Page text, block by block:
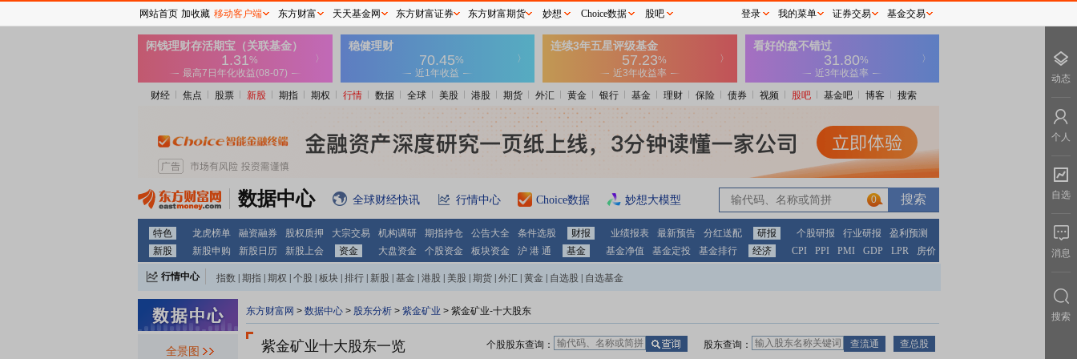
财经 焦点 股票 新股 期指 期权 行情 数据 全球 美股 港股 期货 外汇 黄金 银行 基金 理财 保险 债券 视频 股吧 基金吧 博客 搜索
数据中心 全球财经快讯 行情中心 Choice数据 妙想大模型 0
特色 龙虎榜单 融资融券 股权质押 大宗交易 机构调研 期指持仓 公告大全 条件选股 财报 业绩报表 最新预告 分红送配 研报 个股研报 行业研报
盈利预测
新股
新股申购 新股日历 新股上会 资金 大盘资金 个股资金 板块资金 沪 港 通 基金 基金净值 基金定投 基金排行 经济 CPI PPI PMI GDP LPR 房价
行情中心 指数 期指 期权 个股 板块 排行 新股 基金 港股 美股 期货 外汇 黄金 自选股 自选基金
全景图
东方财富网 > 数据中心 > 股东分析 > 紫金矿业 > 紫金矿业-十大股东
紫金矿业十大股东一览 股东查询：
个股股东查询：
网站首页 加收藏 移动客户端 东方财富 天天基金网 东方财富证券 东方财富期货 妙想 Choice数据 股吧 登录 我的菜单 证券交易 基金交易
动态
个人
自选
消息
搜索